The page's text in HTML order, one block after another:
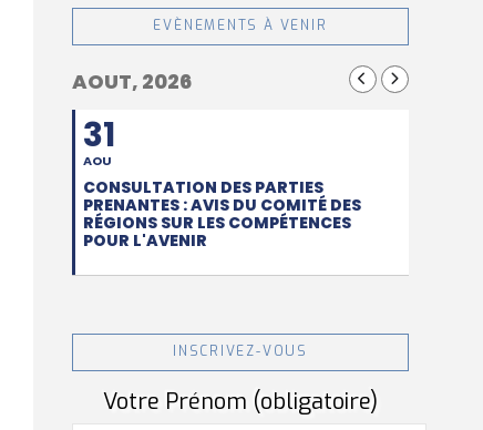
EVÈNEMENTS À VENIR
AOUT, 2026
31
AOU
CONSULTATION DES PARTIES
PRENANTES : AVIS DU COMITÉ DES
RÉGIONS SUR LES COMPÉTENCES
POUR L'AVENIR
INSCRIVEZ-VOUS
Votre Prénom (obligatoire)